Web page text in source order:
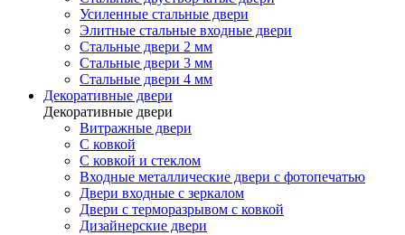
Усиленные стальные двери
Элитные стальные входные двери
Стальные двери 2 мм
Стальные двери 3 мм
Стальные двери 4 мм
Декоративные двери
Декоративные двери
Витражные двери
С ковкой
С ковкой и стеклом
Входные металлические двери с фотопечатью
Двери входные с зеркалом
Двери с терморазрывом с ковкой
Дизайнерские двери